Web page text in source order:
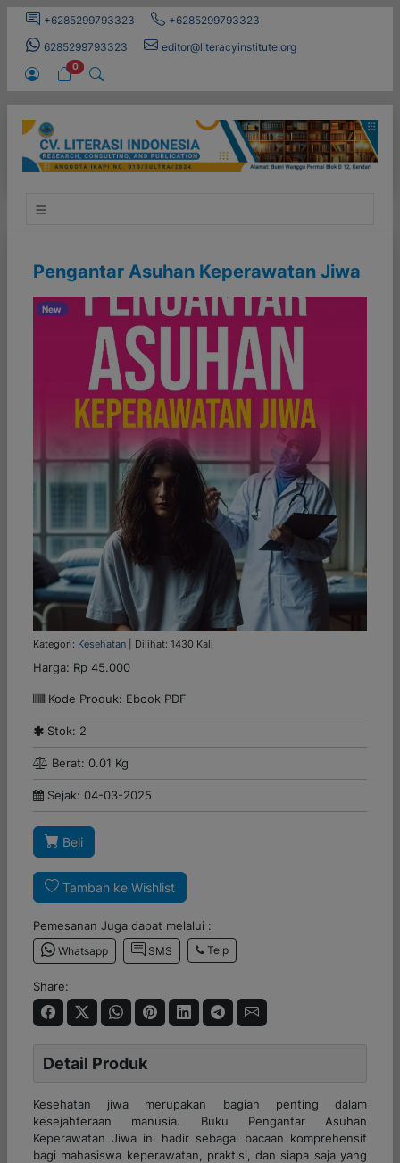
+6285299793323
+6285299793323
6285299793323
editor@literacyinstitute.org
0
Pengantar Asuhan Keperawatan Jiwa
New
Kategori: Kesehatan | Dilihat: 1430 Kali
Harga: Rp 45.000
Kode Produk: Ebook PDF
Stok: 2
Berat: 0.01 Kg
Sejak: 04-03-2025
Beli
Tambah ke Wishlist
Pemesanan Juga dapat melalui :
Whatsapp SMS Telp
Share:
Detail Produk
Kesehatan jiwa merupakan bagian penting dalam
kesejahteraan manusia. Buku Pengantar Asuhan
Keperawatan Jiwa ini hadir sebagai bacaan komprehensif
bagi mahasiswa keperawatan, praktisi, dan siapa saja yang